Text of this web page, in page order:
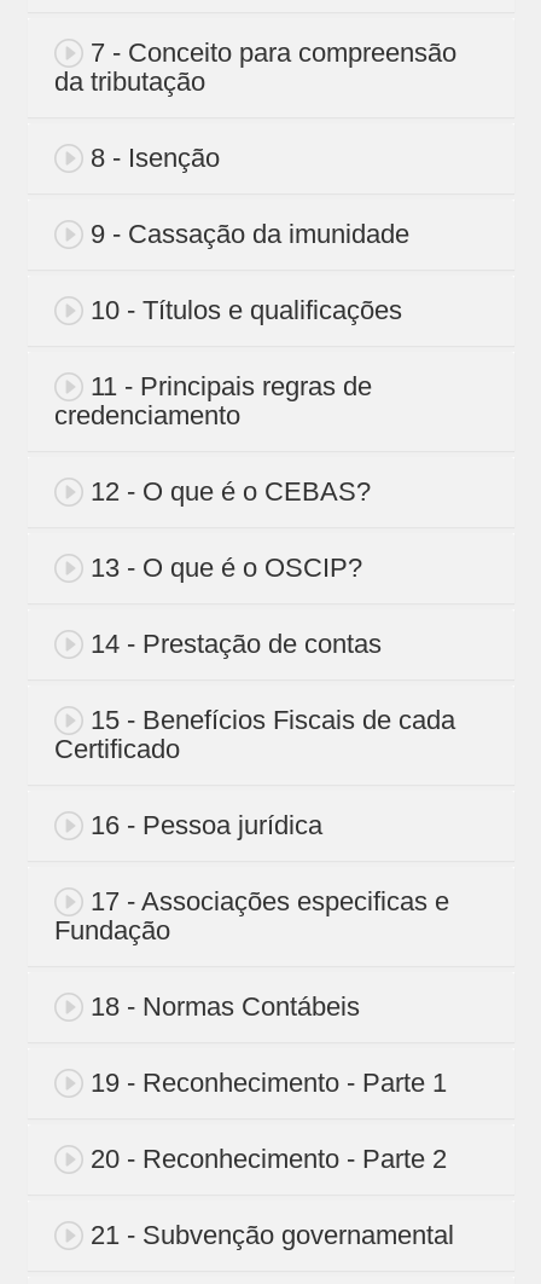
7 - Conceito para compreensão
da tributação
8 - Isenção
9 - Cassação da imunidade
10 - Títulos e qualificações
11 - Principais regras de
credenciamento
12 - O que é o CEBAS?
13 - O que é o OSCIP?
14 - Prestação de contas
15 - Benefícios Fiscais de cada
Certificado
16 - Pessoa jurídica
17 - Associações especificas e
Fundação
18 - Normas Contábeis
19 - Reconhecimento - Parte 1
20 - Reconhecimento - Parte 2
21 - Subvenção governamental